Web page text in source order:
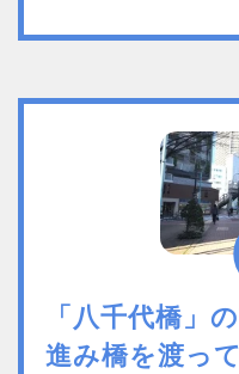
「八千代橋」
進み橋を渡っ